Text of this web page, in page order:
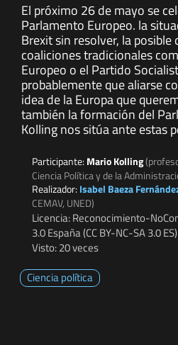
El próximo 26 de mayo se
Parlamento Europeo. la
Brexit sin resolver, la posible
coaliciones tradicionales
Europeo o el Partido
probablemente que aliarse
idea de la Europa que
también la formación del
Kolling nos sitúa ante estas
Participante: Mario Kolling
Ciencia Política y de la
Realizador: Isabel Baeza
CEMAV, UNED)
Licencia: Reconocimiento-
3.0 España (CC BY-NC-SA 3.0 ES)
Visto: 20 veces
Ciencia política